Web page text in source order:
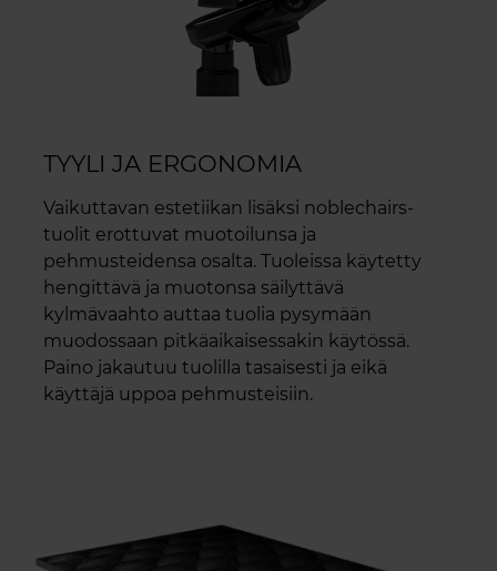
TYYLI JA ERGONOMIA
Vaikuttavan estetiikan lisäksi noblechairs-
tuolit erottuvat muotoilunsa ja
pehmusteidensa osalta. Tuoleissa käytetty
hengittävä ja muotonsa säilyttävä
kylmävaahto auttaa tuolia pysymään
muodossaan pitkäaikaisessakin käytössä.
Paino jakautuu tuolilla tasaisesti ja eikä
käyttäjä uppoa pehmusteisiin.